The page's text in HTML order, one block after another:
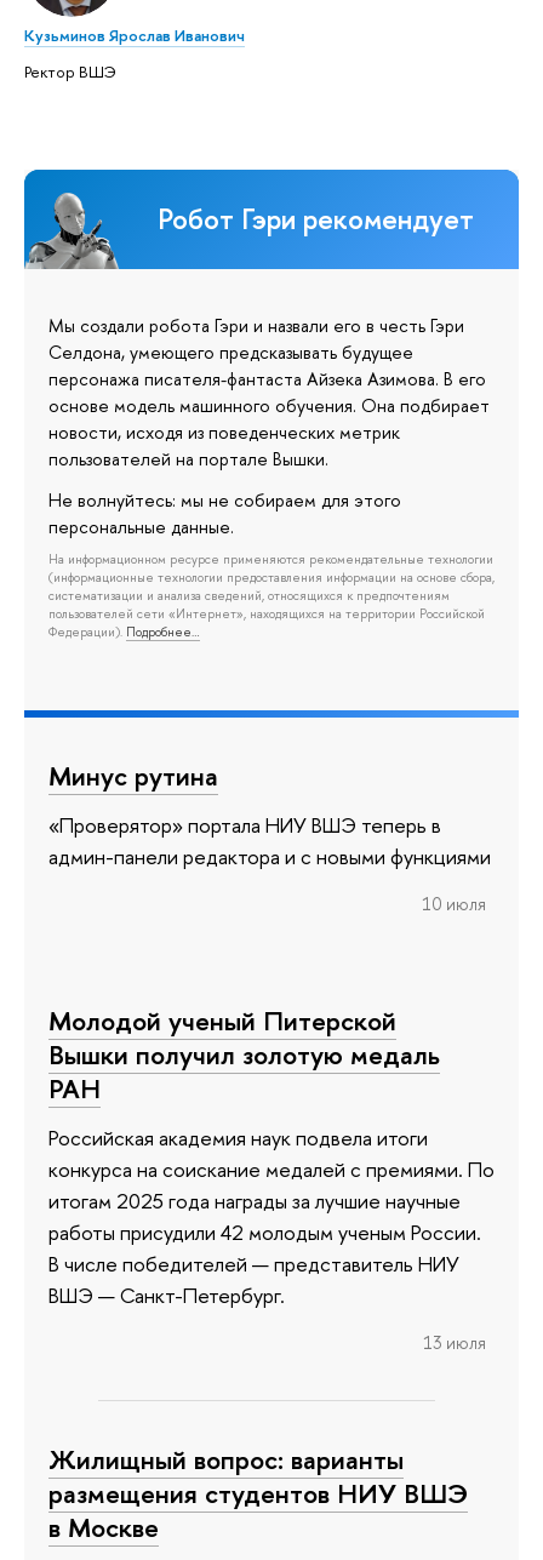
Кузьминов Ярослав Иванович
Ректор ВШЭ
Робот Гэри рекомендует
Мы создали робота Гэри и назвали его в честь Гэри
Селдона, умеющего предсказывать будущее
персонажа писателя-фантаста Айзека Азимова. В его
основе модель машинного обучения. Она подбирает
новости, исходя из поведенческих метрик
пользователей на портале Вышки.
Не волнуйтесь: мы не собираем для этого
персональные данные.
На информационном ресурсе применяются рекомендательные технологии
(информационные технологии предоставления информации на основе сбора,
систематизации и анализа сведений, относящихся к предпочтениям
пользователей сети «Интернет», находящихся на территории Российской
Федерации). Подробнее…
Минус рутина
«Проверятор» портала НИУ ВШЭ теперь в
админ-панели редактора и с новыми функциями
10 июля
Молодой ученый Питерской
Вышки получил золотую медаль
РАН
Российская академия наук подвела итоги
конкурса на соискание медалей с премиями. По
итогам 2025 года награды за лучшие научные
работы присудили 42 молодым ученым России.
В числе победителей — представитель НИУ
ВШЭ — Санкт-Петербург.
13 июля
Жилищный вопрос: варианты
размещения студентов НИУ ВШЭ
в Москве